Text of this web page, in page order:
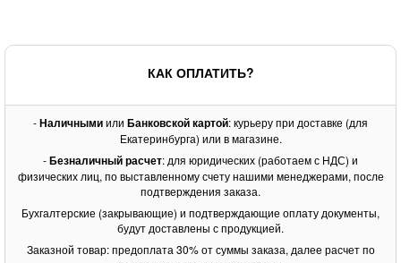
КАК ОПЛАТИТЬ?
-Наличнымиили Банковской картой: курьеру при доставке (для
Екатеринбурга) или в магазине.
-Безналичный расчет: для юридических (работаем с НДС) и
физических лиц, по выставленному счету нашими менеджерами, после
подтверждения заказа.
Бухгалтерские (закрывающие) и подтверждающие оплату документы,
будут доставлены с продукцией.
Заказной товар: предоплата 30% от суммы заказа, далее расчет по